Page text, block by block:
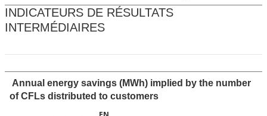
INDICATEURS DE RÉSULTATS
INTERMÉDIAIRES
Annual energy savings (MWh) implied by the number
of CFLs distributed to customers